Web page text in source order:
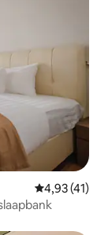
Gemiddelde
4,93 (41)